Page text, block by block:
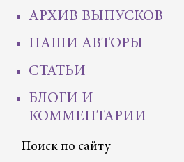
АРХИВ ВЫПУСКОВ
НАШИ АВТОРЫ
СТАТЬИ
БЛОГИ И
КОММЕНТАРИИ
Поиск по сайту